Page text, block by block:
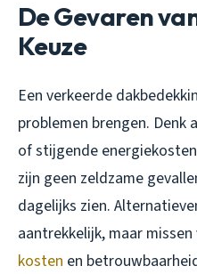
De Gevaren
Keuze
Een verkeerde
problemen brengen. Denk
of stijgende
zijn geen zeldzame
dagelijks zien.
aantrekkelijk, maar
kosten en